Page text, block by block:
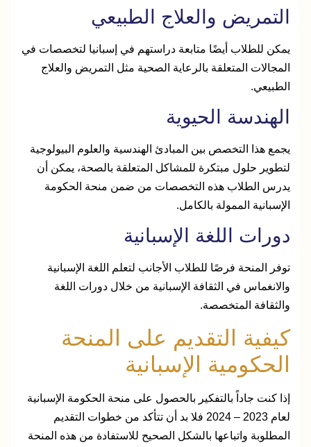
التمريض والعلاج الطبيعي
يمكن للطلاب أيضًا متابعة دراستهم في إسبانيا لتخصصات في
المجالات المتعلقة بالرعاية الصحية مثل التمريض والعلاج
الطبيعي.
الهندسة الحيوية
يجمع هذا التخصص بين المبادئ الهندسية والعلوم البيولوجية
لتطوير حلول مبتكرة للمشاكل المتعلقة بالصحة، يمكن أن
يدرس الطلاب هذه التخصصات من ضمن منحة الحكومة
الإسبانية الممولة بالكامل.
دورات اللغة الإسبانية
توفر المنحة فرصًا للطلاب الأجانب لتعلم اللغة الإسبانية
والانغماس في الثقافة الإسبانية من خلال دورات اللغة
والثقافة المتخصصة.
كيفية التقديم على المنحة
الحكومية الإسبانية
إذا كنت جاداً بالتفكير بالحصول على منحة الحكومة الإسبانية
لعام 2023 – 2024 فلا بد أن تتأكد من خطوات التقديم
المطلوبة واتباعها بالشكل الصحيح للاستفادة من هذه المنحة